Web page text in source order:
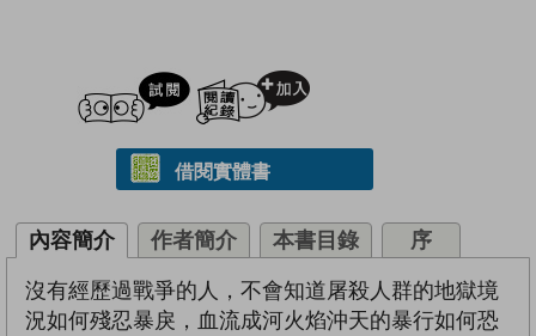
試閲
借閱實體書
內容簡介 作者簡介 本書目錄 序
沒有經歷過戰爭的人，不會知道屠殺人群的地獄境
況如何殘忍暴戾，血流成河火焰沖天的暴行如何恐